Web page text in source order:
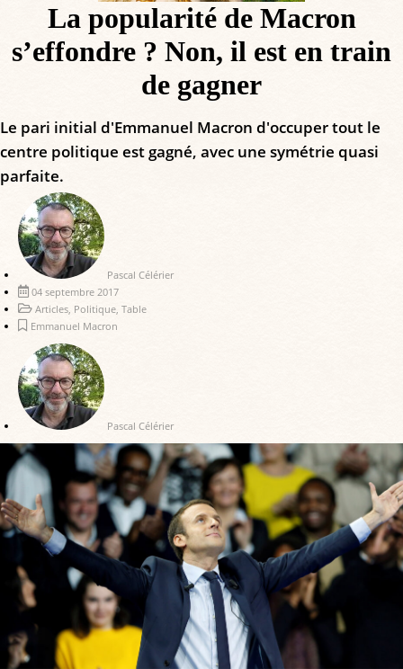
La popularité de Macron
s’effondre ? Non, il est en train
de gagner
Le pari initial d'Emmanuel Macron d'occuper tout le
centre politique est gagné, avec une symétrie quasi
parfaite.
Pascal Célérier
04 septembre 2017
Articles Politique Table
Emmanuel Macron
Pascal Célérier